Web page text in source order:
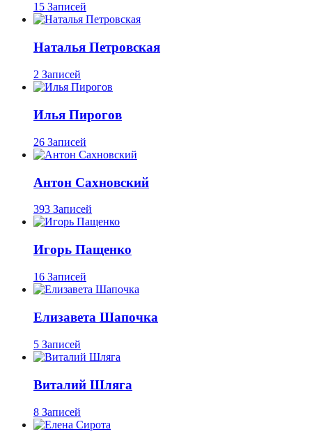
15 Записей
Наталья Петровская
2 Записей
Илья Пирогов
26 Записей
Антон Сахновский
393 Записей
Игорь Пащенко
16 Записей
Елизавета Шапочка
5 Записей
Виталий Шляга
8 Записей